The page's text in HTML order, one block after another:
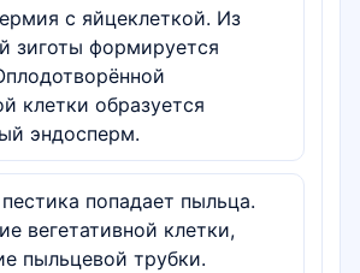
с яйцеклеткой. Из
зиготы формируется
клетки образуется
эндосперм.
попадает пыльца.
вегетативной клетки,
пыльцевой трубки.